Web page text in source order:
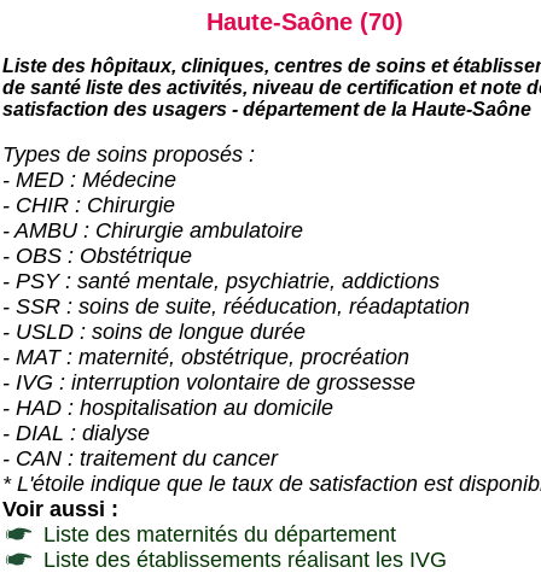
Haute-Saône (70)
Liste des hôpitaux, cliniques, centres de soins et
de santé liste des activités, niveau de certification et note
satisfaction des usagers - département de la Haute-Saône
Types de soins proposés :
- MED : Médecine
- CHIR : Chirurgie
- AMBU : Chirurgie ambulatoire
- OBS : Obstétrique
- PSY : santé mentale, psychiatrie, addictions
- SSR : soins de suite, rééducation, réadaptation
- USLD : soins de longue durée
- MAT : maternité, obstétrique, procréation
- IVG : interruption volontaire de grossesse
- HAD : hospitalisation au domicile
- DIAL : dialyse
- CAN : traitement du cancer
* L'étoile indique que le taux de satisfaction est
Voir aussi :
Liste des maternités du département
Liste des établissements réalisant les IVG